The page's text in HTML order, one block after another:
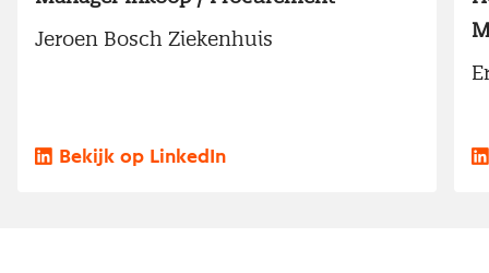
Jeroen Bosch Ziekenhuis
Bekijk op LinkedIn